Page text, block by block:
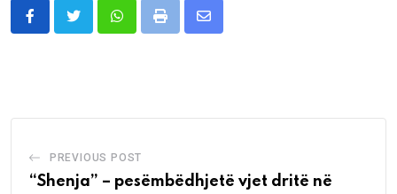
WhatsappPrint
Share
PREVIOUS POST
“Shenja” – pesëmbëdhjetë vjet dritë në